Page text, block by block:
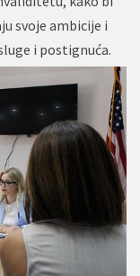
svoje ambicije i
i postignuća.